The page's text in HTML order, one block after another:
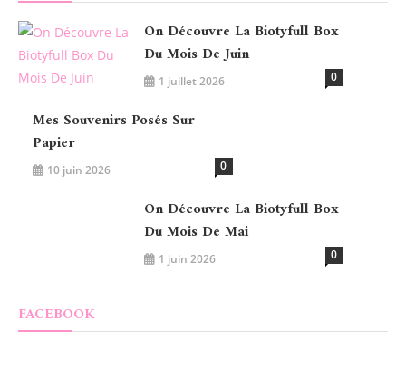
On Découvre La Biotyfull Box
Du Mois De Juin
1 juillet 2026 0
Mes Souvenirs Posés Sur
Papier
10 juin 2026 0
On Découvre La Biotyfull Box
Du Mois De Mai
1 juin 2026 0
FACEBOOK